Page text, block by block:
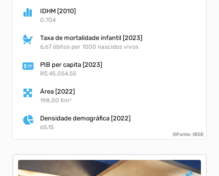
IDHM [2010]
0.704
Taxa de mortalidade infantil [2023]
6,67 óbitos por 1000 nascidos vivos
PIB per capita [2023]
R$ 45.054,55
Área [2022]
198,00 Km²
Densidade demográfica [2022]
65,15
©Fonte: IBGE